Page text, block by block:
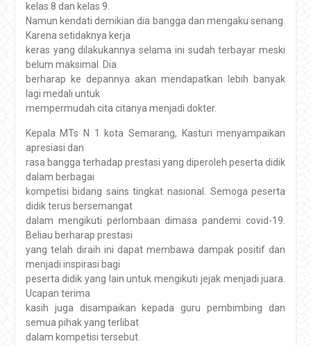
kelas 8 dan kelas 9.
Namun kendati demikian dia bangga dan mengaku senang.
Karena setidaknya kerja
keras yang dilakukannya selama ini sudah terbayar meski
belum maksimal. Dia
berharap ke depannya akan mendapatkan lebih banyak
lagi medali untuk
mempermudah cita citanya menjadi dokter.
Kepala MTs N 1 kota Semarang, Kasturi menyampaikan
apresiasi dan
rasa bangga terhadap prestasi yang diperoleh peserta didik
dalam berbagai
kompetisi bidang sains tingkat nasional. Semoga peserta
didik terus bersemangat
dalam mengikuti perlombaan dimasa pandemi covid-19.
Beliau berharap prestasi
yang telah diraih ini dapat membawa dampak positif dan
menjadi inspirasi bagi
peserta didik yang lain untuk mengikuti jejak menjadi juara.
Ucapan terima
kasih juga disampaikan kepada guru pembimbing dan
semua pihak yang terlibat
dalam kompetisi tersebut.